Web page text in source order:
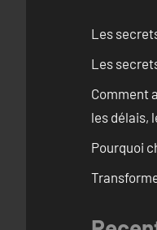
Les
Les
Comment
les délais,
Pourquoi